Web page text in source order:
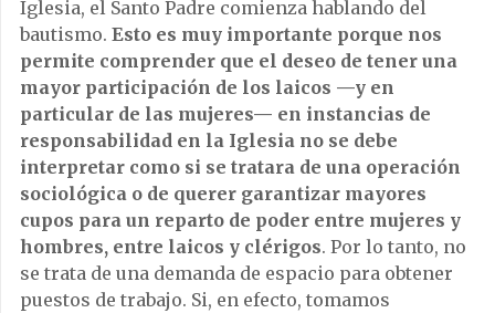
Iglesia, el Santo Padre comienza hablando del
bautismo. Esto es muy importante porque nos
permite comprender que el deseo de tener una
mayor participación de los laicos —y en
particular de las mujeres— en instancias de
responsabilidad en la Iglesia no se debe
interpretar como si se tratara de una operación
sociológica o de querer garantizar mayores
cupos para un reparto de poder entre mujeres y
hombres, entre laicos y clérigos. Por lo tanto, no
se trata de una demanda de espacio para obtener
puestos de trabajo. Si, en efecto, tomamos